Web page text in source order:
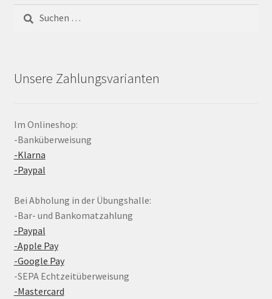
Suchen
nach:
Unsere Zahlungsvarianten
Im Onlineshop:
-Banküberweisung
-Klarna
-Paypal
Bei Abholung in der Übungshalle:
-Bar- und Bankomatzahlung
-Paypal
-Apple Pay
-Google Pay
-SEPA Echtzeitüberweisung
-Mastercard